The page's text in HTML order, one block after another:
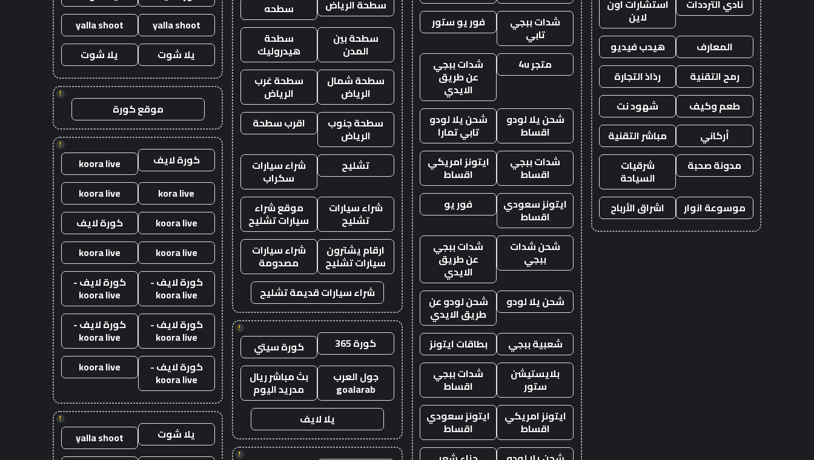
نادي الترددات
استشارات اون
لاين
المعارف
هيدب فيديو
رمح التقنية
رذاذ التجارة
طعم وكيف
شهود نت
أركاني
مباشر التقنية
مدونة صحبة
شرقيات
السياحة
موسوعة انوار
اشراق الأرباح
شدات ببجي
تابي
فور يو ستور
متجر 4u شدات ببجي
عن طريق
الايدي
شحن يلا لودو
اقساط
شحن يلا لودو
تابي تمارا
شدات ببجي
اقساط
ايتونز امريكي
اقساط
ايتونز سعودي
اقساط
فور يو
شحن شدات
ببجي
شدات ببجي
عن طريق
الايدي
شحن يلا لودو
شحن لودو عن
طريق الايدي
شعبية ببجي
بطاقات ايتونز
بلايستيشن
ستور
شدات ببجي
اقساط
ايتونز امريكي
اقساط
ايتونز سعودي
اقساط
سطحة الرياض
سطحه
سطحة بين
المدن
سطحة
هيدروليك
سطحة شمال
الرياض
سطحة غرب
الرياض
سطحة جنوب
الرياض
اقرب سطحة
تشليح شراء سيارات
سكراب
شراء سيارات
تشليح
موقع شراء
سيارات تشليح
ارقام يشترون
سيارات تشليح
شراء سيارات
مصدومة
شراء سيارات قديمة تشليح
!
كورة 365
كورة سيتي
جول العرب
goalarab
بث مباشر ريال
مدريد اليوم
يلا لايف
!
yalla shoot
yalla shoot
يلا شوت
يلا شوت
!
موقع كورة
!
كورة لايف
koora live
kora live
koora live
koora live
كورة لايف
koora live
koora live
كورة لايف -
koora live
كورة لايف -
koora live
كورة لايف -
koora live
كورة لايف -
koora live
كورة لايف -
koora live
koora live
!
يلا شوت
yalla shoot